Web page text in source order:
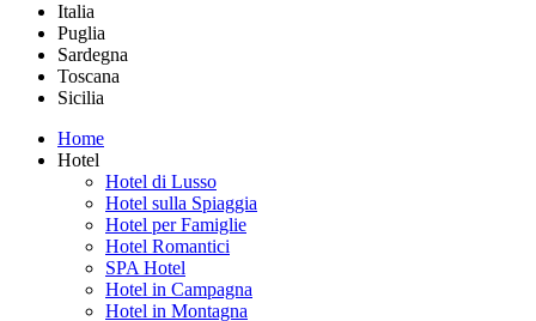
Italia
Puglia
Sardegna
Toscana
Sicilia
Home
Hotel
Hotel di Lusso
Hotel sulla Spiaggia
Hotel per Famiglie
Hotel Romantici
SPA Hotel
Hotel in Campagna
Hotel in Montagna